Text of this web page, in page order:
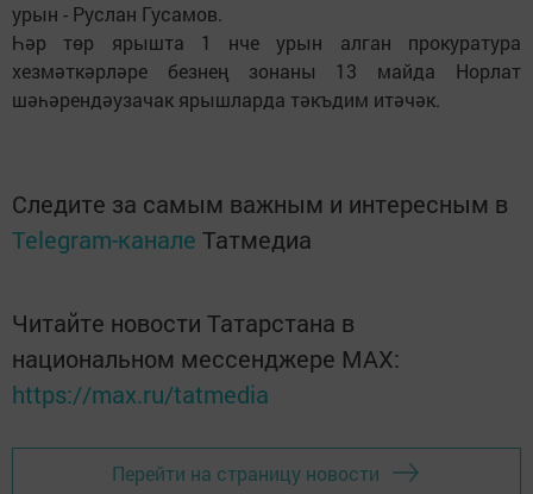
урын - Руслан Гусамов.
Һәр төр ярышта 1 нче урын алган прокуратура
хезмәткәрләре безнең зонаны 13 майда Норлат
шәһәрендәузачак ярышларда тәкъдим итәчәк.
Следите за самым важным и интересным в
Telegram-канале Татмедиа
Читайте новости Татарстана в
национальном мессенджере MАХ:
https://max.ru/tatmedia
Перейти на страницу новости